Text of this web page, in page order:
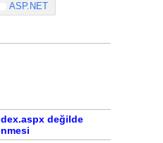
ASP.NET
değilde